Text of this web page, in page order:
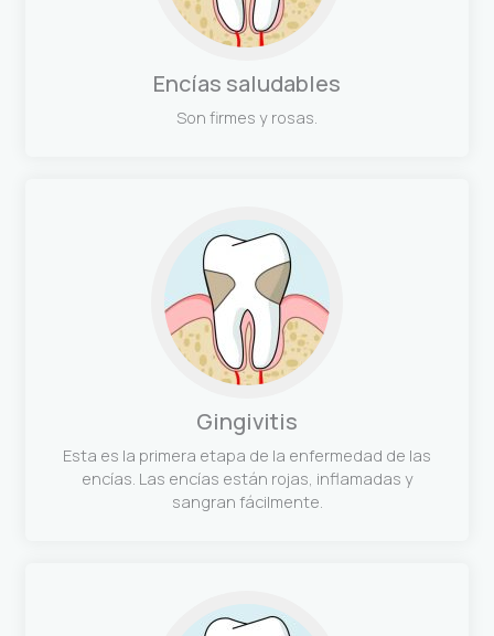
Encías saludables
Son firmes y rosas.
Gingivitis
Esta es la primera etapa de la enfermedad de las
encías. Las encías están rojas, inflamadas y
sangran fácilmente.